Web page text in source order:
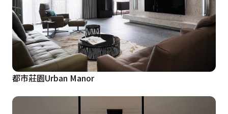
都市莊園Urban Manor